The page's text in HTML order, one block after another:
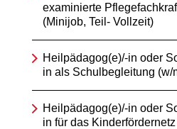
examinierte
(Minijob, Teil- Vollzeit)
Heilpädagog(e)/-in oder
in als Schulbegleitung (w/
Heilpädagog(e)/-in oder
in für das Kinderfördernetz